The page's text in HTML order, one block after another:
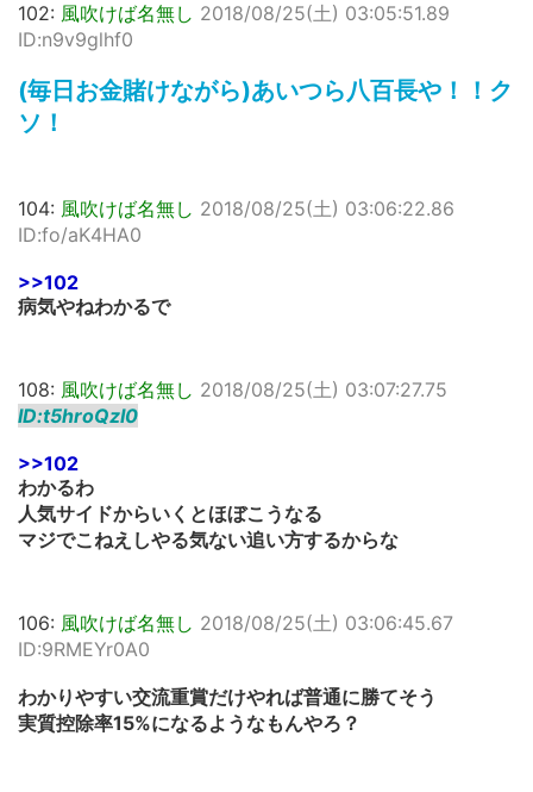
102: 風吹けば名無し 2018/08/25(土) 03:05:51.89
ID:n9v9glhf0
(毎日お金賭けながら)あいつら八百長や！！ク
ソ！
104: 風吹けば名無し 2018/08/25(土) 03:06:22.86
ID:fo/aK4HA0
>>102
病気やねわかるで
108: 風吹けば名無し 2018/08/25(土) 03:07:27.75
ID:t5hroQzI0
>>102
わかるわ
人気サイドからいくとほぼこうなる
マジでこねえしやる気ない追い方するからな
106: 風吹けば名無し 2018/08/25(土) 03:06:45.67
ID:9RMEYr0A0
わかりやすい交流重賞だけやれば普通に勝てそう
実質控除率15%になるようなもんやろ？